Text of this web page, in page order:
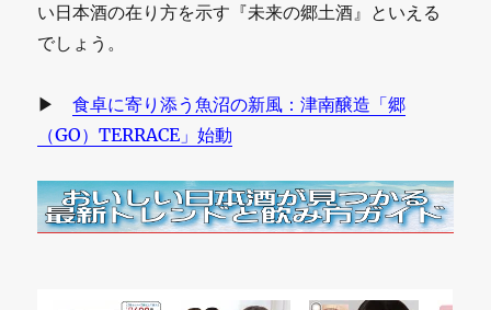
い日本酒の在り方を示す『未来の郷土酒』といえる
でしょう。
▶食卓に寄り添う魚沼の新風：津南醸造「郷
（GO）TERRACE」始動